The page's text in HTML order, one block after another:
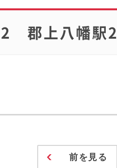
郡上八幡駅2
前を見る